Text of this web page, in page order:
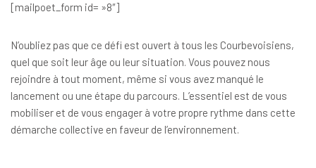
[mailpoet_form id= »8″]
N’oubliez pas que ce défi est ouvert à tous les Courbevoisiens,
quel que soit leur âge ou leur situation. Vous pouvez nous
rejoindre à tout moment, même si vous avez manqué le
lancement ou une étape du parcours. L’essentiel est de vous
mobiliser et de vous engager à votre propre rythme dans cette
démarche collective en faveur de l’environnement.